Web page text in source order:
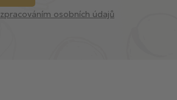
zpracováním osobních údajů